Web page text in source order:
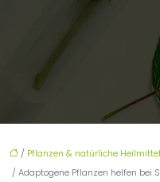
/ Pflanzen & natürliche Heilmittel
/ Adaptogene Pflanzen helfen bei